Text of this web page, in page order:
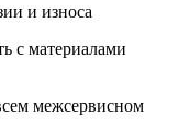
и износа
с материалами
межсервисном